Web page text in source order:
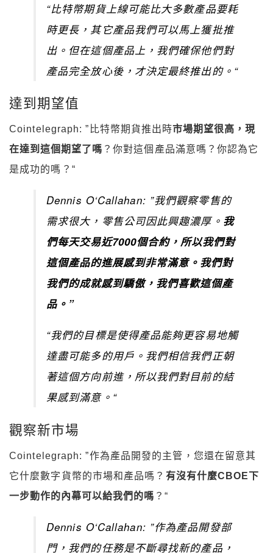
“比特幣期貨上線可能比大多數產品要耗
時更長，其它產品我們可以馬上獲批推
出。但在這個產品上，我們確保他們對
產品完全放心後，才決定最終推出的。“
達到期望值
Cointelegraph: ”比特幣期貨推出時市場期望很高，現
在達到這個期望了嗎 ？你對這個產品滿意嗎？你認為它
是成功的嗎？“
Dennis O‘Callahan: ”我們觀察零售的
需求很大，零售公司因此興趣濃厚。 我
們每天交易近7000個合約，所以我們對
這個產品的進展感到非常滿意。我們對
我們的成就感到驕傲，我們喜歡這個產
品。”
“我們的目標是使得產品能夠更容易地觸
達盡可能多的用戶。我們相信我們正朝
著這個方向前進，所以我們對目前的結
果感到滿意。“
觀察新市場
Cointelegraph: ”作為產品開發的主管，您還在留意其
它什麼數字貨幣的市場和產品嗎？ 有沒有什麼CBOE下
一步動作的內幕可以給我們的嗎 ？“
Dennis O‘Callahan: ”作為產品開發部
門，我們的任務是不斷尋找新的產品，